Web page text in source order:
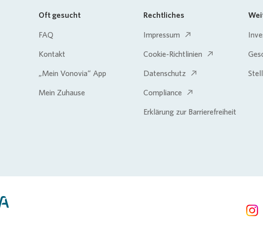
Oft gesucht
FAQ
Kontakt
„Mein Vonovia“ App
Mein Zuhause
Rechtliches
Impressum
Cookie-Richtlinien
Datenschutz
Compliance
Erklärung zur Barrierefreiheit